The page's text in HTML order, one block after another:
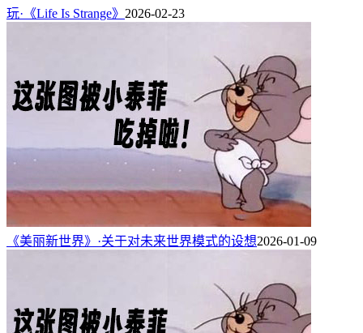
玩·《Life Is Strange》 2026-02-23
《美丽新世界》·关于对未来世界模式的设想2026-01-09